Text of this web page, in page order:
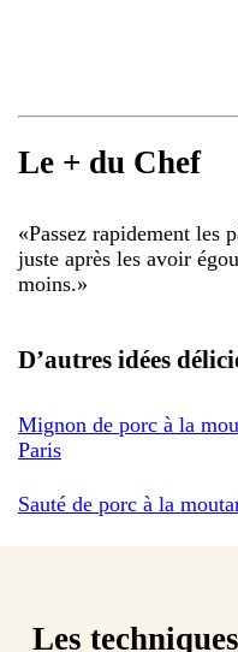
Le + du Chef
«Passez rapidement les
juste après les avoir
moins.»
D’autres idées
Mignon de porc à la
Paris
Sauté de porc à la
Les